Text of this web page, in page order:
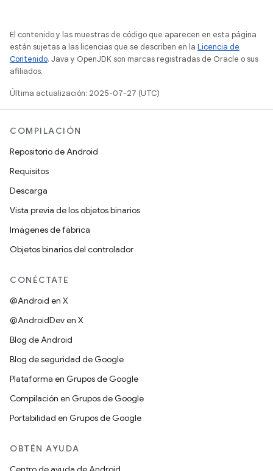
El contenido y las muestras de código que aparecen en esta página
están sujetas a las licencias que se describen en la Licencia de
Contenido. Java y OpenJDK son marcas registradas de Oracle o sus
afiliados.
Última actualización: 2025-07-27 (UTC)
COMPILACIÓN
Repositorio de Android
Requisitos
Descarga
Vista previa de los objetos binarios
Imágenes de fábrica
Objetos binarios del controlador
CONÉCTATE
@Android en X
@AndroidDev en X
Blog de Android
Blog de seguridad de Google
Plataforma en Grupos de Google
Compilación en Grupos de Google
Portabilidad en Grupos de Google
OBTÉN AYUDA